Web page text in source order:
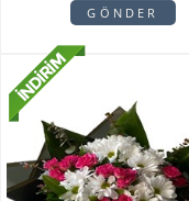
GÖNDER